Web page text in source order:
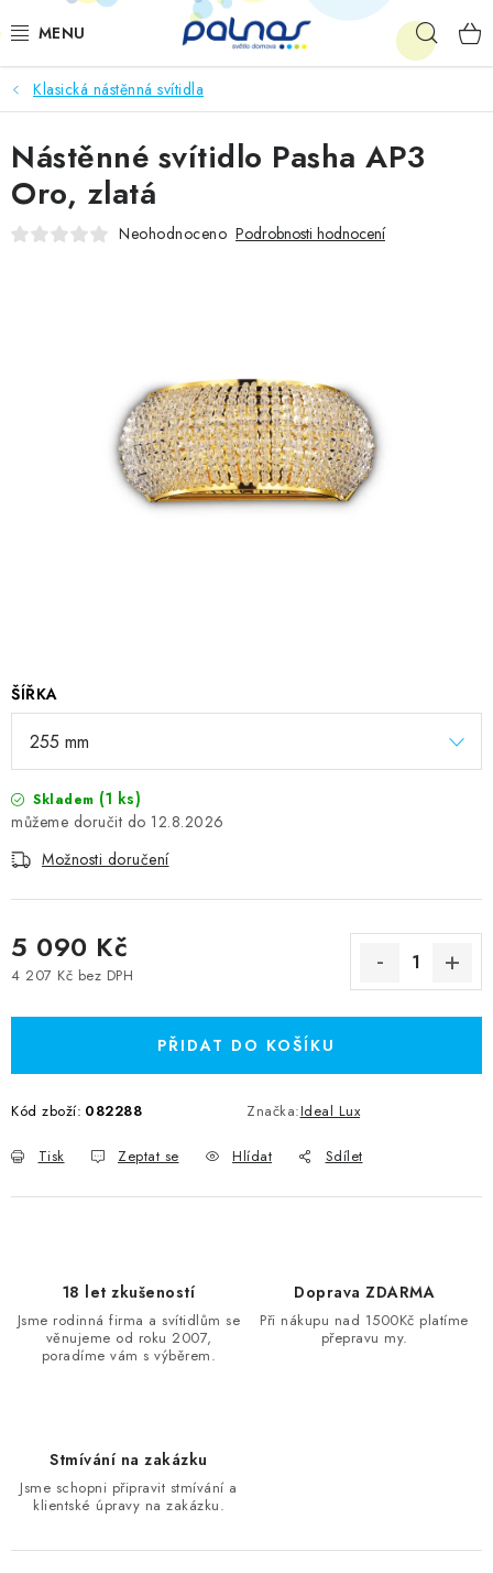
na
OSVĚTLENÍ INTERIÉRU
LED
VENKOVNÍ OSVĚTLENÍ
Klasická nástěnná svítidla
ŠÍŘKA
Skladem (1 ks)
12.8.2026
Možnosti doručení
5 090 Kč
4 207 Kč bez DPH
PŘIDAT DO KOŠÍKU
Kód zboží: 082288 Značka:Ideal Lux
Tisk Zeptat se Hlídat Sdílet
Nástěnné svítidlo Pasha AP3
Oro, zlatá
Neohodnoceno Podrobnosti hodnocení
18 let zkušeností
Jsme rodinná firma a svítidlům se
věnujeme od roku 2007,
poradíme vám s výběrem.
Doprava ZDARMA
Při nákupu nad 1500Kč platíme
přepravu my.
Stmívání na zakázku
Jsme schopni připravit stmívání a
klientské úpravy na zakázku.